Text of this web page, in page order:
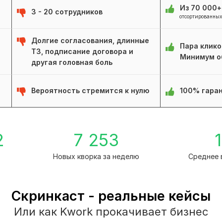
3 - 20 сотрудников Из 70
Долгие согласования, длинные
ТЗ, подписание договора и
другая головная боль
Пара
Минимум
Вероятность стремится к нулю 100%
7 253
Новых кворка за неделю
1
Среднее
Скринкаст - реальные кейсы
Или как Kwork прокачивает бизнес